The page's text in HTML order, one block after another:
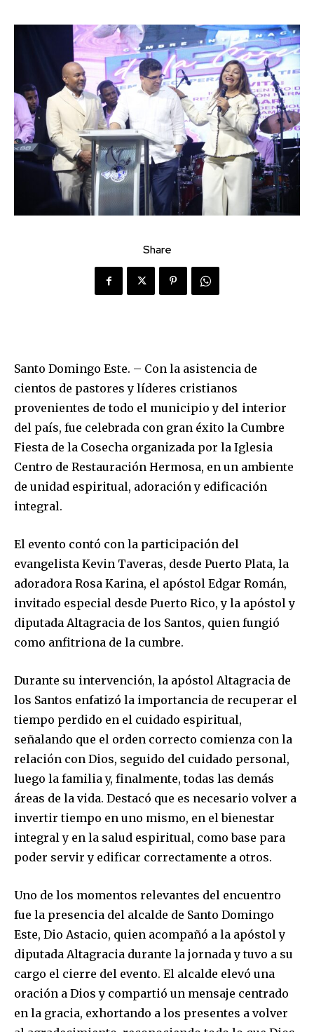
Share
Santo Domingo Este. – Con la asistencia de
cientos de pastores y líderes cristianos
provenientes de todo el municipio y del interior
del país, fue celebrada con gran éxito la Cumbre
Fiesta de la Cosecha organizada por la Iglesia
Centro de Restauración Hermosa, en un ambiente
de unidad espiritual, adoración y edificación
integral.
El evento contó con la participación del
evangelista Kevin Taveras, desde Puerto Plata, la
adoradora Rosa Karina, el apóstol Edgar Román,
invitado especial desde Puerto Rico, y la apóstol y
diputada Altagracia de los Santos, quien fungió
como anfitriona de la cumbre.
Durante su intervención, la apóstol Altagracia de
los Santos enfatizó la importancia de recuperar el
tiempo perdido en el cuidado espiritual,
señalando que el orden correcto comienza con la
relación con Dios, seguido del cuidado personal,
luego la familia y, finalmente, todas las demás
áreas de la vida. Destacó que es necesario volver a
invertir tiempo en uno mismo, en el bienestar
integral y en la salud espiritual, como base para
poder servir y edificar correctamente a otros.
Uno de los momentos relevantes del encuentro
fue la presencia del alcalde de Santo Domingo
Este, Dio Astacio, quien acompañó a la apóstol y
diputada Altagracia durante la jornada y tuvo a su
cargo el cierre del evento. El alcalde elevó una
oración a Dios y compartió un mensaje centrado
en la gracia, exhortando a los presentes a volver